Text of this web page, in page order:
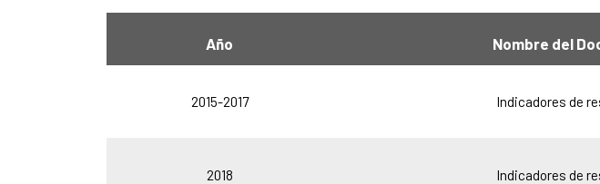
Año Nombre del
2015-2017 Indicadores de
2018 Indicadores de